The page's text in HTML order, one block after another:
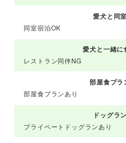
愛犬と同室
同室宿泊OK
愛犬と一緒に
レストラン同伴NG
部屋食プラ
部屋食プランあり
ドッグラン
プライベートドッグランあり